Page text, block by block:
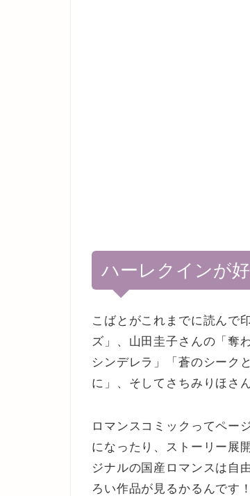
ハーレクインが
こばとがこれまでに読んで
ズ」、山田圭子さんの「奪
シンデレラ」「蒼のシーク
に」、そしてさちみりほさ
ロマンスコミックってペー
になったり、ストーリー展
ジナルの国産ロマンスは自
ろい作品が見るかるんです！